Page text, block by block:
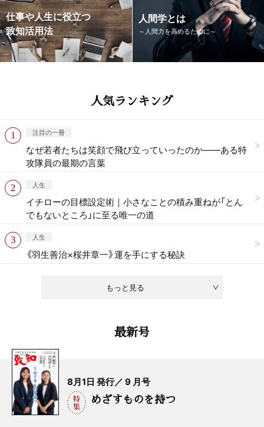
仕事や人生に役立つ
致知活用法
人間学とは
～人間力を高めるために～
人気ランキング
もっと見る
注目の一冊
なぜ若者たちは笑顔で飛び立っていったのか——ある特
攻隊員の最期の言葉
人生
イチローの目標設定術｜小さなことの積み重ねが「とん
でもないところ」に至る唯一の道
人生
《羽生善治×桜井章一》運を手にする秘訣
最新号
8月1日 発行／ 9 月号
めざすものを持つ